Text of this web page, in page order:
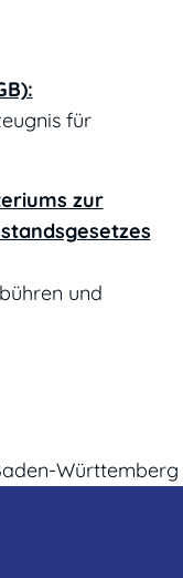
für
zur
und
Württemberg